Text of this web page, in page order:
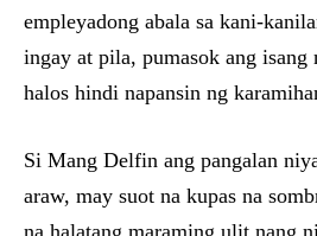
empleyadong abala sa kani-
ingay at pila, pumasok ang isang
halos hindi napansin ng
Si Mang Delfin ang pangalan
araw, may suot na kupas na